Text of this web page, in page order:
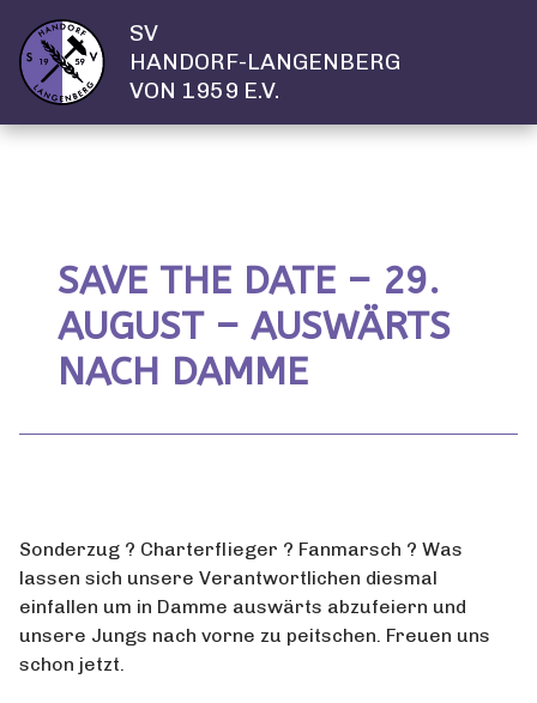
SV
HANDORF-LANGENBERG
VON 1959 E.V.
SAVE THE DATE – 29.
AUGUST – AUSWÄRTS
NACH DAMME
Sonderzug ? Charterflieger ? Fanmarsch ? Was
lassen sich unsere Verantwortlichen diesmal
einfallen um in Damme auswärts abzufeiern und
unsere Jungs nach vorne zu peitschen. Freuen uns
schon jetzt.